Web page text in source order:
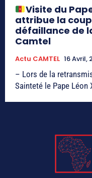
Visite du
attribue la
défaillance de
Camtel
Actu CAMTEL 16 Avril,
– Lors de la
Sainteté le Pape Léon